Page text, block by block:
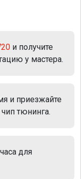
и получите
у мастера.
и приезжайте
тюнинга.
для